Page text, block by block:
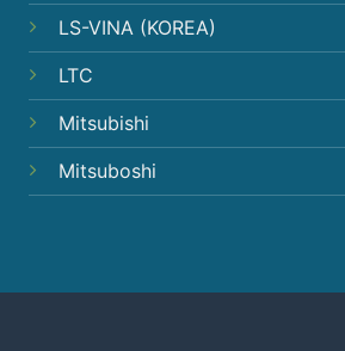
LS-VINA (KOREA)
LTC
Mitsubishi
Mitsuboshi